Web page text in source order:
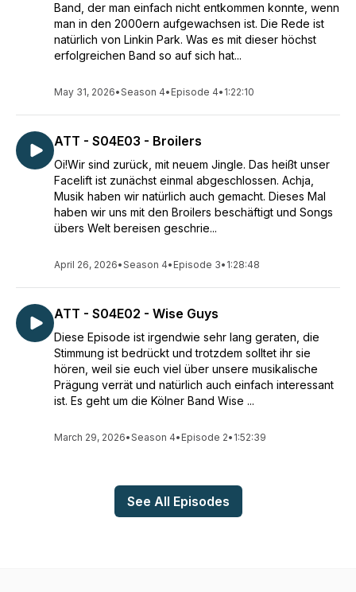
Band, der man einfach nicht entkommen konnte, wenn
man in den 2000ern aufgewachsen ist. Die Rede ist
natürlich von Linkin Park. Was es mit dieser höchst
erfolgreichen Band so auf sich hat...
May 31, 2026•Season 4• Episode 4• 1:22:10
ATT - S04E03 - Broilers
Oi!Wir sind zurück, mit neuem Jingle. Das heißt unser
Facelift ist zunächst einmal abgeschlossen. Achja,
Musik haben wir natürlich auch gemacht. Dieses Mal
haben wir uns mit den Broilers beschäftigt und Songs
übers Welt bereisen geschrie...
April 26, 2026•Season 4• Episode 3• 1:28:48
ATT - S04E02 - Wise Guys
Diese Episode ist irgendwie sehr lang geraten, die
Stimmung ist bedrückt und trotzdem solltet ihr sie
hören, weil sie euch viel über unsere musikalische
Prägung verrät und natürlich auch einfach interessant
ist. Es geht um die Kölner Band Wise ...
March 29, 2026•Season 4• Episode 2• 1:52:39
See All Episodes